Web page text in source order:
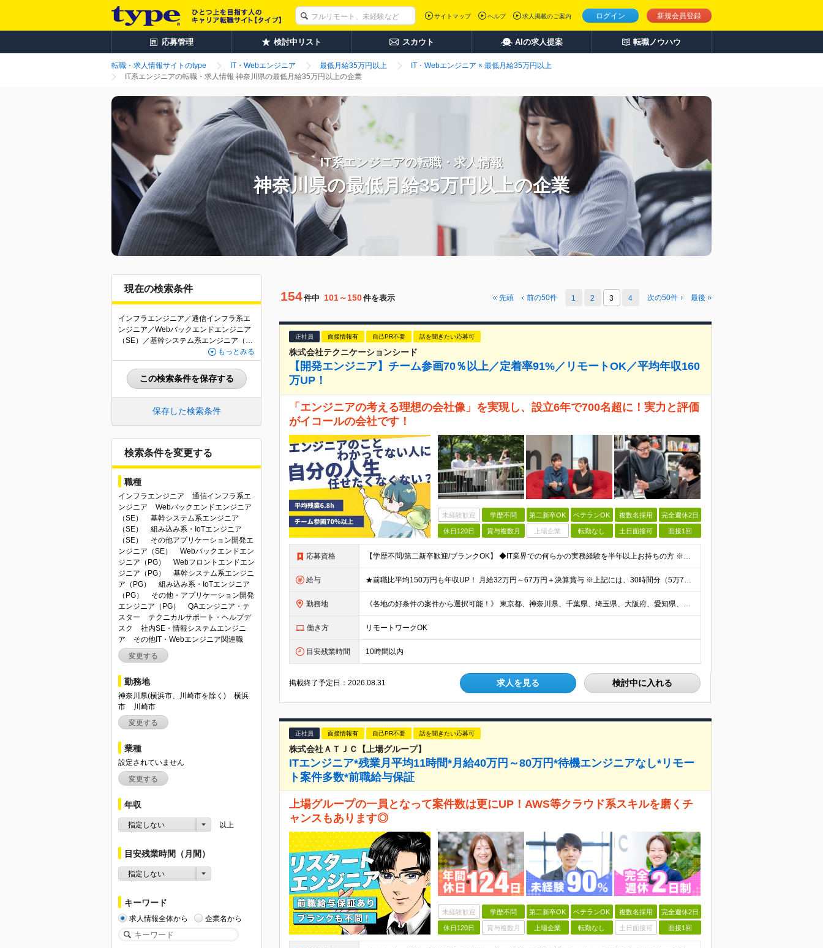
ログイン 新規会員登録
サイトマップ ヘルプ 求人掲載のご案内
応募管理 検討中リスト スカウト AIの求人提案 転職ノウハウ
転職・求人情報サイトのtype IT・Webエンジニア 最低月給35万円以上
IT・Webエンジニア × 最低月給35万円以上
IT系エンジニアの転職・求人情報 神奈川県の最低月給35万円以上の企業
IT系エンジニアの転職・求人情報
神奈川県の最低月給35万円以上の企業
現在の検索条件
インフラエンジニア／通信インフラ系エ
ンジニア／Webバックエンドエンジニア
（SE）／基幹システム系エンジニア（S
E）／組み込み系・IoTエンジニア（SE）
／その他アプリケーション開発エンジニ
ア（SE）／Webバックエンドエンジニア
（PG）／Webフロントエンドエンジニア
（PG）／基幹システム系エンジニア（P
G）／組み込み系・IoTエンジニア（PG）
／その他・アプリケーション開発エンジ
ニア（PG）／QAエンジニア・テスター
／テクニカルサポート・ヘルプデスク／
社内SE・情報システムエンジニア／その
もっとみる
この検索条件を保存する
保存した検索条件
検索条件を変更する
職種
インフラエンジニア
通信インフラ系エ
ンジニア
Webバックエンドエンジニア
（SE）
基幹システム系エンジニア
（SE）
組み込み系・IoTエンジニア
（SE）
その他アプリケーション開発エ
ンジニア（SE）
Webバックエンドエン
ジニア（PG）
Webフロントエンドエン
ジニア（PG）
基幹システム系エンジニ
ア（PG）
組み込み系・IoTエンジニア
（PG）
その他・アプリケーション開発
エンジニア（PG）
QAエンジニア・テ
スター
テクニカルサポート・ヘルプデ
スク
社内SE・情報システムエンジニ
ア
その他IT・Webエンジニア関連職
変更する
勤務地
神奈川県(横浜市、川崎市を除く)
横浜
市
川崎市
変更する
業種
設定されていません
変更する
年収
指定しない 以上
目安残業時間（月間）
指定しない
キーワード
求人情報全体から 企業名から
154件中 101～150件を表示 先頭 前の50件 1 2 3 4 次の50件 最後
正社員 面接情報有 自己PR不要 話を聞きたい応募可
株式会社テクニケーションシード
【開発エンジニア】チーム参画70％以上／定着率91%／リモートOK／平均年収160
万UP！
「エンジニアの考える理想の会社像」を実現し、設立6年で700名超に！実力と評価
がイコールの会社です！
未経験歓迎 学歴不問 第二新卒OK ベテランOK 複数名採用 完全週休2日
休日120日 賞与複数月 上場企業 転勤なし 土日面接可 面接1回
応募資格 【学歴不問/第二新卒歓迎/ブランクOK】 ◆IT業界での何らかの実務経験を半年以上お持ちの方 ※経験した開発工程・使用言語などは不問です。 ◆学歴不問
給与 ★前職比平均150万円も年収UP！ 月給32万円～67万円＋決算賞与 ※上記には、30時間分（5万7千円～12万1千円）の固定残業代が含まれています。 ◇超過分は別途支給 ◇試用期間3ヶ月（期間中の
勤務地 《各地の好条件の案件から選択可能！》 東京都、神奈川県、千葉県、埼玉県、大阪府、愛知県、福岡県の各プロジェクト先 ※希望を最大限考慮 ※リモート案件あり ※転居を伴う転勤なし ※U・Iターンも歓迎
働き方 リモートワークOK
目安残業時間 10時間以内
掲載終了予定日：2026.08.31 求人を見る 検討中に入れる
正社員 面接情報有 自己PR不要 話を聞きたい応募可
株式会社ＡＴＪＣ【上場グループ】
ITエンジニア*残業月平均11時間*月給40万円～80万円*待機エンジニアなし*リモー
ト案件多数*前職給与保証
上場グループの一員となって案件数は更にUP！AWS等クラウド系スキルを磨くチ
ャンスもあります◎
未経験歓迎 学歴不問 第二新卒OK ベテランOK 複数名採用 完全週休2日
休日120日 賞与複数月 上場企業 転勤なし 土日面接可 面接1回